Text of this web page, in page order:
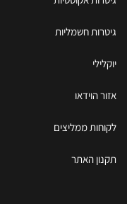
גיטרות חשמליות
יוקלילי
אזור הוידאו
לקוחות ממליצים
תקנון האתר